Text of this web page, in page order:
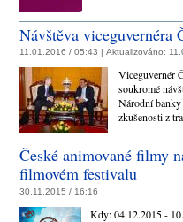
Návštěva
11.01.2016 / 05:43 | Aktualizováno:
Viceguvernér
soukromé
Národní banky
zkušenosti z
České animované filmy
filmovém festivalu
30.11.2015 / 16:16
Kdy:04.12.2015 -